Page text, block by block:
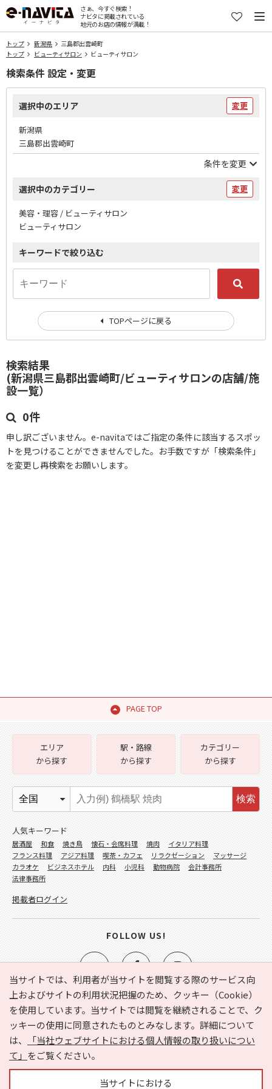
さぁ、今すぐ検索！
ナビタに掲載されている
地元のお店の情報が満載！
トップ 新潟県
三島郡出雲崎町
トップ
ビューティサロン ビューティサロン
検索結果
(新潟県三島郡出雲崎町/ビューティサロンの店舗/施
設一覧）
0件
申し訳ございません。e-navitaではご指定の条件に該当するスポッ
トを見つけることができませんでした。お手数ですが「検索条件」
を変更し再検索をお願いします。
検索条件 設定・変更
選択中のエリア 変更
新潟県
三島郡出雲崎町
条件を変更
選択中のカテゴリー 変更
美容・理容 / ビューティサロン
ビューティサロン
キーワードで絞り込む
TOPページに戻る
PAGE TOP
当サイトでは、利用者が当サイトを閲覧する際のサービス向
上およびサイトの利用状況把握のため、クッキー（Cookie）
を使用しています。当サイトでは閲覧を継続されることで、ク
ッキーの使用に同意されたものとみなします。詳細について
は、
「当社ウェブサイトにおける個人情報の取り扱いについ
て」 をご覧ください。
当サイトにおける
e-NAVITA（イーナビタ）とは？ お気に入り
ヘルプ
利用規約
個人情報の取り扱いについて
運営会社
サイトマップ
広告掲載に関するお問い合わせ
エリア
から探す
駅・路線
から探す
カテゴリー
から探す
検索
人気キーワード
居酒屋 和食 焼き鳥 懐石・会席料理 焼肉
イタリア料理
フランス料理
アジア料理 喫茶・カフェ リラクゼーション
マッサージ
カラオケ
ビジネスホテル 内科 小児科 動物病院
会計事務所
法律事務所
掲載者ログイン
FOLLOW US!